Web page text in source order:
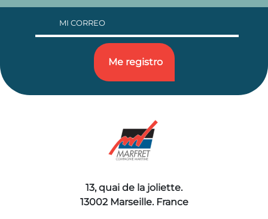
13, quai de la joliette.
13002 Marseille. France